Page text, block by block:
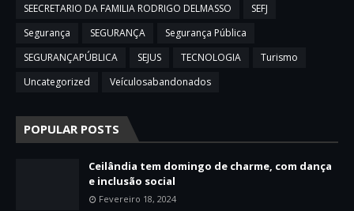
SEECRETARIO DA FAMILIA RODRIGO DELMASSO
SEFJ
Segurança
SEGURANÇA
Segurança Pública
SEGURANÇAPÚBLICA
SEJUS TECNOLOGIA
Turismo
Uncategorized
Veículosabandonados
POPULAR POSTS
Ceilândia tem domingo de charme, com dança
e inclusão social
Fevereiro 18, 2024